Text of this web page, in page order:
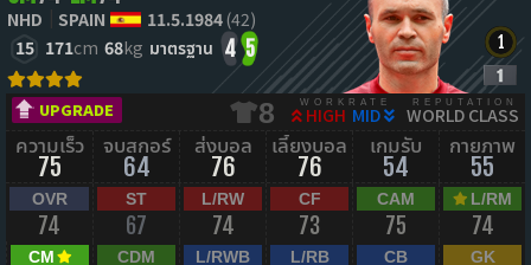
NHD SPAIN 11.5.1984(42)
15 171cm 68kg มาตรฐาน 4 5
UPGRADE 8 WORKRATE
HIGH MID
REPUTATION
WORLD CLASS
ความเร็ว
75
จบสกอร์
64
ส่งบอล
76
เลี้ยงบอล
76
เกมรับ
54
กายภาพ
55
OVR
74
ST
67
L/RW
74
CF
73
CAM
75
L/RM
74
CM CDM L/RWB L/RB CB GK